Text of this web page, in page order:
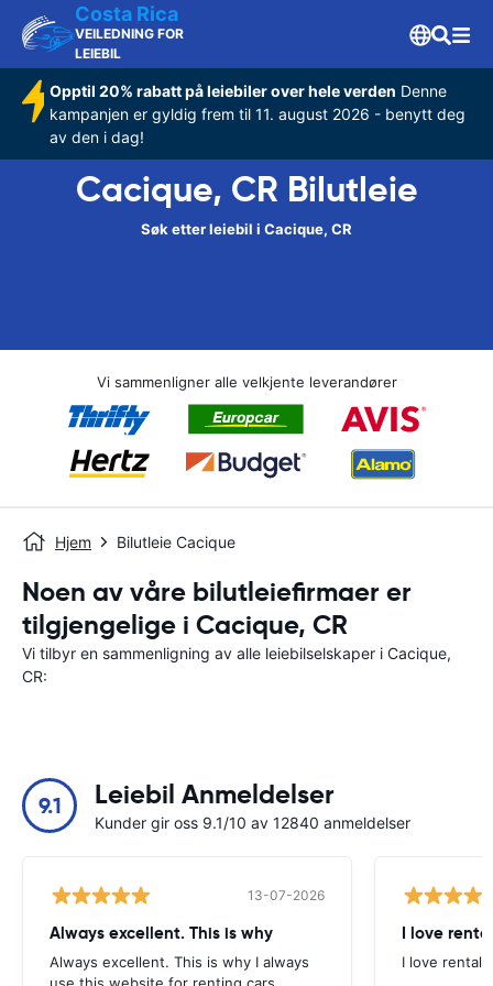
Costa Rica
VEILEDNING FOR
LEIEBIL
Opptil 20% rabatt på leiebiler over hele verden Denne
kampanjen er gyldig frem til 11. august 2026 - benytt deg
av den i dag!
Cacique, CR Bilutleie
Søk etter leiebil i Cacique, CR
Vi sammenligner alle velkjente leverandører
Hjem Bilutleie Cacique
Noen av våre bilutleiefirmaer er
tilgjengelige i Cacique, CR
Vi tilbyr en sammenligning av alle leiebilselskaper i Cacique,
CR:
9.1 Leiebil Anmeldelser
Kunder gir oss 9.1/10 av 12840 anmeldelser
13-07-2026
Always excellent. This is why
Always excellent. This is why I always
I love
I love rental